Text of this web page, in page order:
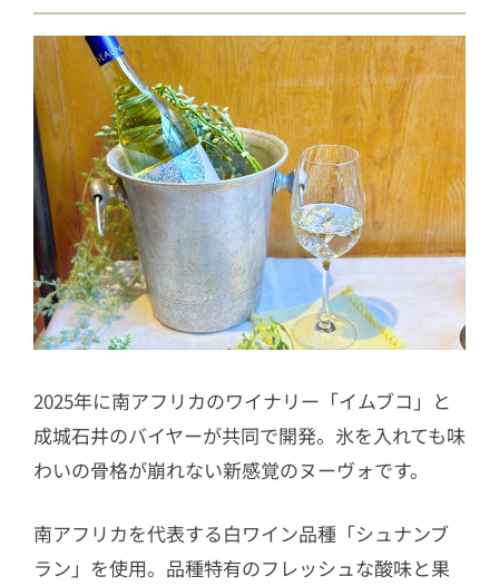
2025年に南アフリカのワイナリー「イムブコ」と
成城石井のバイヤーが共同で開発。氷を入れても味
わいの骨格が崩れない新感覚のヌーヴォです。
南アフリカを代表する白ワイン品種「シュナンブ
ラン」を使用。品種特有のフレッシュな酸味と果